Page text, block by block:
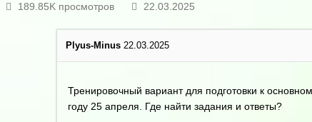
189.85K просмотров 22.03.2025
Plyus-Minus 22.03.2025
Тренировочный вариант для подготовки к
году 25 апреля. Где найти задания и ответы?